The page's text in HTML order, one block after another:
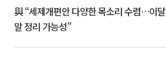
與 “세제개편안 다양한 목소리 수렴…이달
말 정리 가능성”